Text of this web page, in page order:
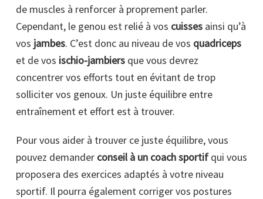
de muscles à renforcer à proprement parler.
Cependant, le genou est relié à vos cuisses ainsi qu’à
vos jambes. C’est donc au niveau de vos quadriceps
et de vos ischio-jambiers que vous devrez
concentrer vos efforts tout en évitant de trop
solliciter vos genoux. Un juste équilibre entre
entraînement et effort est à trouver.
Pour vous aider à trouver ce juste équilibre, vous
pouvez demander conseil à un coach sportifqui vous
proposera des exercices adaptés à votre niveau
sportif. Il pourra également corriger vos postures